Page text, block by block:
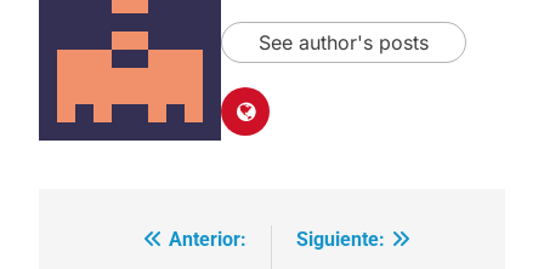
See author's posts
Navegación
Anterior:
Siguiente: